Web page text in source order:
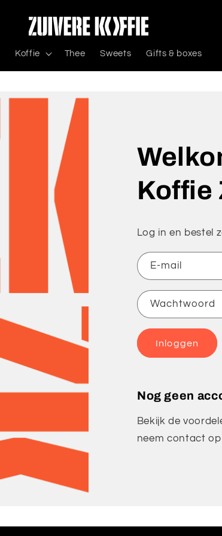
Koffie Thee Sweets Gifts & boxes
Koffie
Log in en bestel
E‑mail
Wachtwoord
Inloggen
Nog geen
Bekijk de
neem contact op